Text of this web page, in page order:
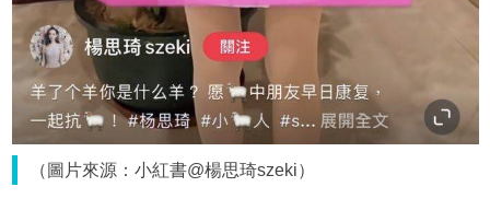
（圖片來源：小紅書@楊思琦szeki）